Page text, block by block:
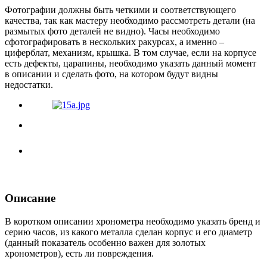
Фотографии должны быть четкими и соответствующего
качества, так как мастеру необходимо рассмотреть детали (на
размытых фото деталей не видно). Часы необходимо
сфотографировать в нескольких ракурсах, а именно –
циферблат, механизм, крышка. В том случае, если на корпусе
есть дефекты, царапины, необходимо указать данный момент
в описании и сделать фото, на котором будут видны
недостатки.
Описание
В коротком описании хронометра необходимо указать бренд и
серию часов, из какого металла сделан корпус и его диаметр
(данный показатель особенно важен для золотых
хронометров), есть ли повреждения.